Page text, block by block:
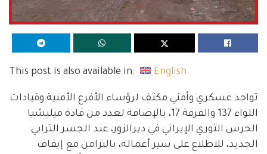
This post is also available in: English
تواجد عسكري وأمني مكثف لرؤساء الأفرع الأمنية وقيادات
اللواء 137 والفرقة 17، بالإضافة لعدد من قادة ميليشيا
الحرس الثوري الإيراني في ديرالزور، عند الجسر الترابي
الجديد، للاطلاع على سير أعماله، بالتزامن مع إيقاف